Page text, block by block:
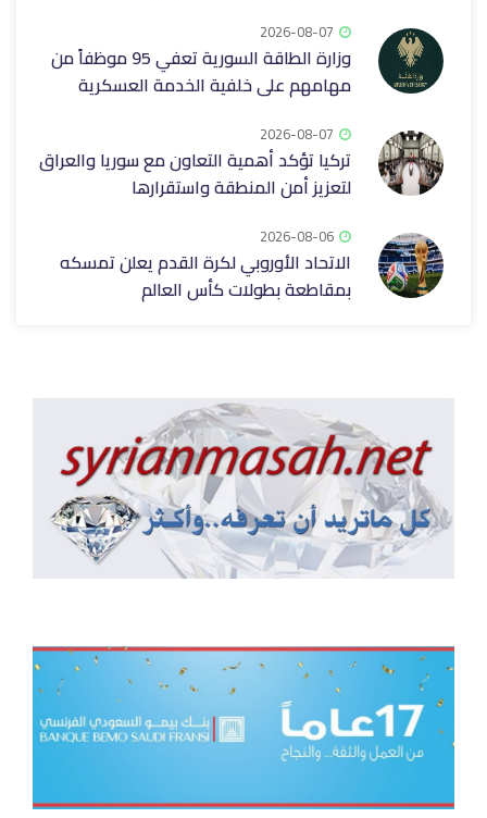
2026-08-07
وزارة الطاقة السورية تعفي 95 موظفاً من
مهامهم على خلفية الخدمة العسكرية
2026-08-07
تركيا تؤكد أهمية التعاون مع سوريا والعراق
لتعزيز أمن المنطقة واستقرارها
2026-08-06
الاتحاد الأوروبي لكرة القدم يعلن تمسكه
بمقاطعة بطولات كأس العالم